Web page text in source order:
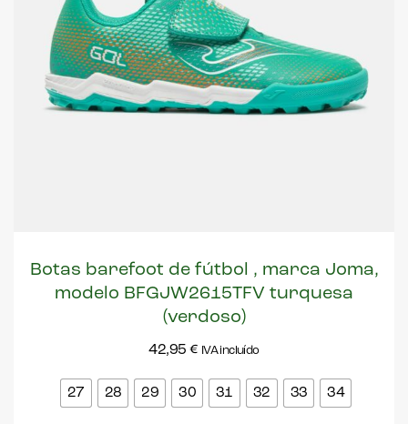
Botas barefoot de fútbol , marca Joma,
modelo BFGJW2615TFV turquesa
(verdoso)
42,95 € IVA incluído
27 28 29 30 31 32 33 34